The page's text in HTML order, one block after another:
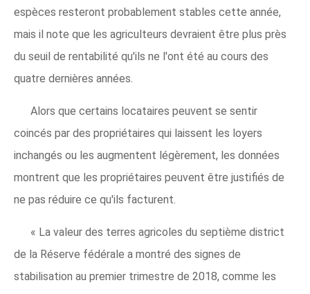
espèces resteront probablement stables cette année,
mais il note que les agriculteurs devraient être plus près
du seuil de rentabilité qu'ils ne l'ont été au cours des
quatre dernières années.
Alors que certains locataires peuvent se sentir
coincés par des propriétaires qui laissent les loyers
inchangés ou les augmentent légèrement, les données
montrent que les propriétaires peuvent être justifiés de
ne pas réduire ce qu'ils facturent.
« La valeur des terres agricoles du septième district
de la Réserve fédérale a montré des signes de
stabilisation au premier trimestre de 2018, comme les